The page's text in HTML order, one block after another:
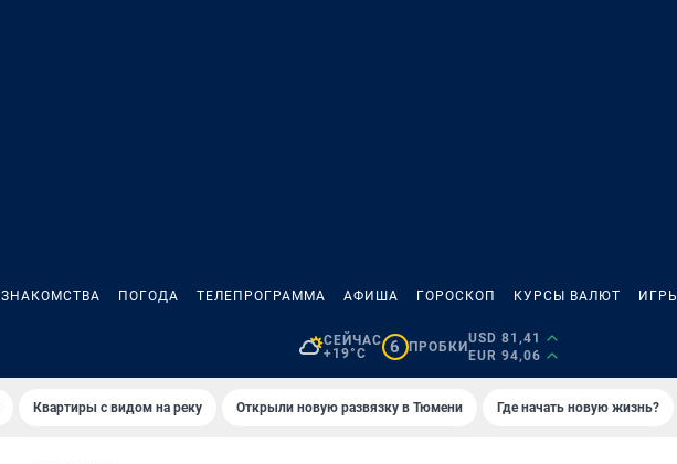
ЗНАКОМСТВА ПОГОДА ТЕЛЕПРОГРАММА АФИША ГОРОСКОП КУРСЫ ВАЛЮТ ИГРЫ
СЕЙЧАС
+19°C
6 ПРОБКИ
USD 81,41
EUR 94,06
Квартиры с видом на реку Открыли новую развязку в Тюмени Где начать новую жизнь?